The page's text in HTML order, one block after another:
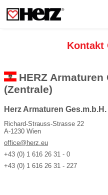
Kontakt
HERZ
(Zentrale)
Herz Armaturen Ges.m.b.H.
Richard-Strauss-Strasse 22
A-1230 Wien
office@herz.eu
+43 (0) 1 616 26 31 - 0
+43 (0) 1 616 26 31 - 227